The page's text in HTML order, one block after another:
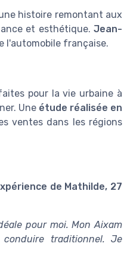
histoire remontant aux
et esthétique. Jean-
l'automobile française.
pour la vie urbaine à
Une étude réalisée en
ventes dans les régions
de Mathilde, 27
pour moi. Mon Aixam
traditionnel. Je